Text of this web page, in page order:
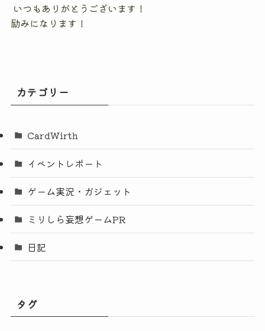
いつもありがとうございます！
励みになります！
カテゴリー
CardWirth
イベントレポート
ゲーム実況・ガジェット
ミリしら妄想ゲームPR
日記
タグ